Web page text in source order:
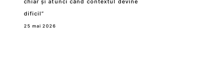
chiar și atunci când contextul devine
dificil”
25 mai 2026